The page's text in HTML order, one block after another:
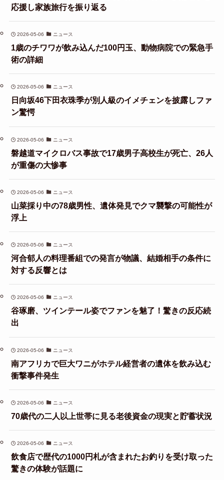
応援し家族旅行を振り返る
2026-05-06 ニュース
1歳のチワワが飲み込んだ100円玉、動物病院での緊急手
術の詳細
2026-05-06 ニュース
日向坂46下田衣珠季が別人級のイメチェンを披露しファ
ン驚愕
2026-05-06 ニュース
磐越道マイクロバス事故で17歳男子高校生が死亡、26人
が重傷の大惨事
2026-05-06 ニュース
山菜採り中の78歳男性、遺体発見でクマ襲撃の可能性が
浮上
2026-05-06 ニュース
河合郁人の料理番組での発言が物議、結婚相手の条件に
対する反響とは
2026-05-06 ニュース
谷琢磨、ツインテール姿でファンを魅了！驚きの反応続
出
2026-05-06 ニュース
南アフリカで巨大ワニがホテル経営者の遺体を飲み込む
衝撃事件発生
2026-05-06 ニュース
70歳代の二人以上世帯に見る老後資金の現実と貯蓄状況
2026-05-06 ニュース
飲食店で歴代の1000円札が含まれたお釣りを受け取った
驚きの体験が話題に